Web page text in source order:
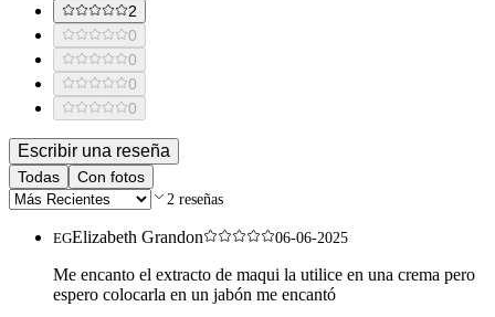
2
0
0
0
0
Escribir una reseña
Todas Con fotos
2 reseñas
EGElizabeth Grandon 06-06-2025
Me encanto el extracto de maqui la utilice en una crema pero
espero colocarla en un jabón me encantó